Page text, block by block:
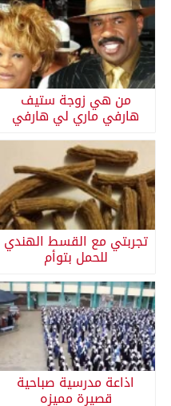
من هي زوجة ستيف
هارفي ماري لي هارفي
تجربتي مع القسط الهندي
للحمل بتوأم
اذاعة مدرسية صباحية
قصيرة مميزه